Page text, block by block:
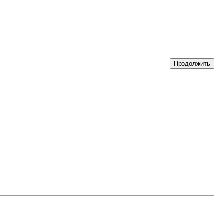
Продолжить